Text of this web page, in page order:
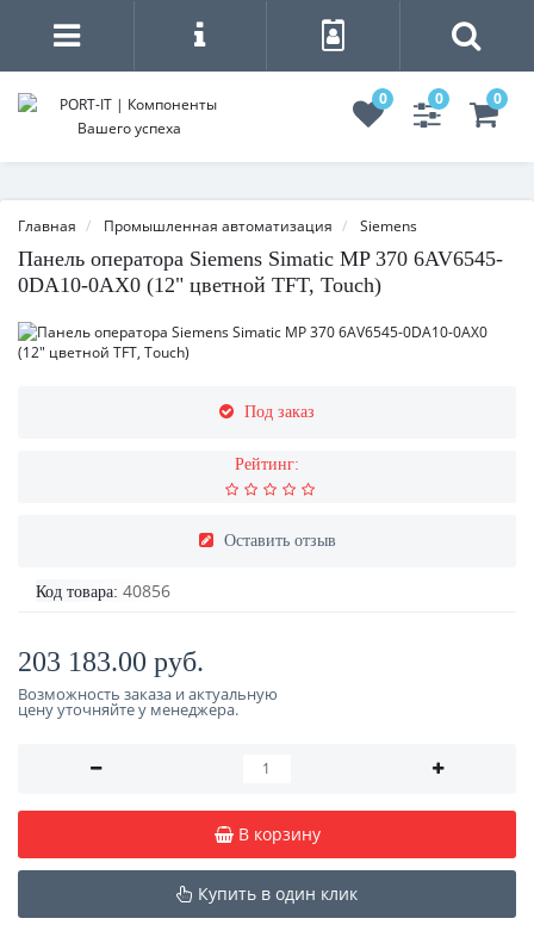
0 0 0
Главная Промышленная автоматизация Siemens
Панель оператора Siemens Simatic MP 370 6AV6545-
0DA10-0AX0 (12" цветной TFT, Touch)
Под заказ
Рейтинг:
Оставить отзыв
Код товара: 40856
203 183.00 руб.
Возможность заказа и актуальную
цену уточняйте у менеджера.
В корзину
Купить в один клик